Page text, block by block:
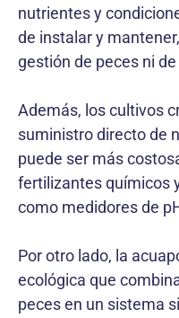
nutrientes y
de instalar y
gestión de peces ni
Además, los cultivos
suministro directo de
puede ser más
fertilizantes químicos
como medidores de
Por otro lado, la
ecológica que
peces en un sistema